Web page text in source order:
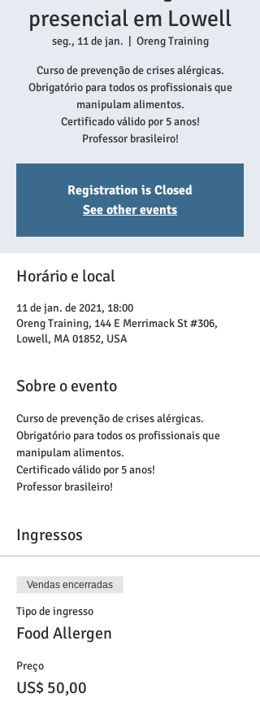
presencial em Lowell
seg., 11 de jan. Oreng Training
Curso de prevenção de crises alérgicas.
Obrigatório para todos os profissionais que
manipulam alimentos.
Certificado válido por 5 anos!
Professor brasileiro!
Registration is Closed
See other events
Horário e local
11 de jan. de 2021, 18:00
Oreng Training, 144 E Merrimack St #306,
Lowell, MA 01852, USA
Sobre o evento
Curso de prevenção de crises alérgicas.
Obrigatório para todos os profissionais que
manipulam alimentos.
Certificado válido por 5 anos!
Professor brasileiro!
Ingressos
Vendas encerradas
Tipo de ingresso
Food Allergen
Preço
US$ 50,00